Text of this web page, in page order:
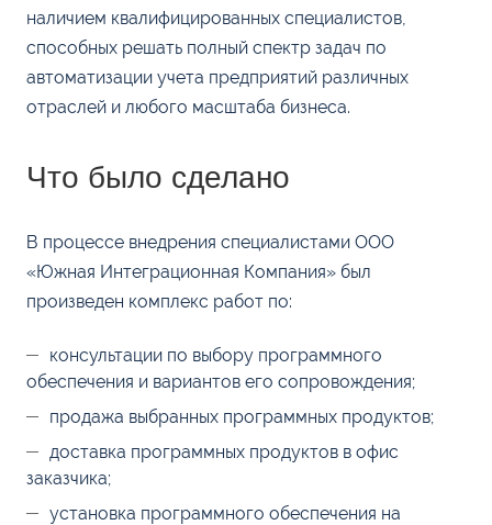
наличием квалифицированных специалистов,
способных решать полный спектр задач по
автоматизации учета предприятий различных
отраслей и любого масштаба бизнеса.
Что было сделано
В процессе внедрения специалистами ООО
«Южная Интеграционная Компания» был
произведен комплекс работ по:
консультации по выбору программного
обеспечения и вариантов его сопровождения;
продажа выбранных программных продуктов;
доставка программных продуктов в офис
заказчика;
установка программного обеспечения на